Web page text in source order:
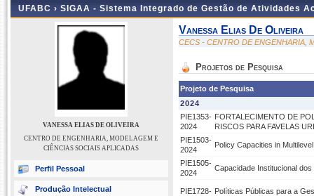
UFABC › SIGAA - Sistema Integrado de Gestão de Atividades
VANESSA ELIAS DE OLIVEIRA
CENTRO DE ENGENHARIA, MODELAGEM E
CIÊNCIAS SOCIAIS APLICADAS
Perfil Pessoal
Produção Intelectual
Vanessa Elias De Oliveira
CECS - CENTRO DE ENGENHARIA,
Projetos de Pesquisa
Projeto de Pesquisa
2024
PIE1353-
2024
FORTALECIMENTO DE
RISCOS PARA FAVELAS
PIE1503-
2024
Policy Capacities in
PIE1505-
2024
Capacidade Institucional
PIE1728- Políticas Públicas para a